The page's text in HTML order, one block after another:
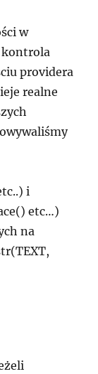
w
kontrola
providera
realne
i
etc…)
na